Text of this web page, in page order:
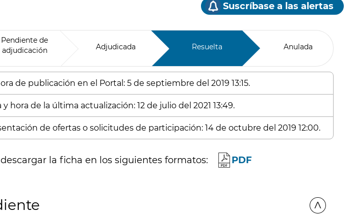
Suscríbase a las alertas
Pendiente de
adjudicación
Adjudicada Resuelta Anulada
de publicación en el Portal: 5 de septiembre del 2019 13:15.
y hora de la última actualización: 12 de julio del 2021 13:49.
de ofertas o solicitudes de participación: 14 de octubre del 2019 12:00.
la ficha en los siguientes formatos: PDF